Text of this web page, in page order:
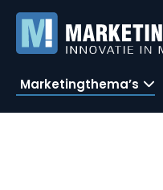
Marketingthema’s